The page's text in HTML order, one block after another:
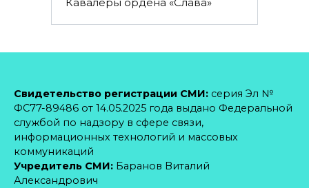
Свидетельство регистрации СМИ: серия Эл №
ФС77-89486 от 14.05.2025 года выдано Федеральной
службой по надзору в сфере связи,
информационных технологий и массовых
коммуникаций
Учредитель СМИ: Баранов Виталий
Александрович